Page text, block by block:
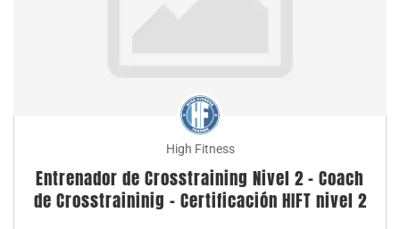
High Fitness
Entrenador de Crosstraining Nivel 2 – Coach
de Crosstraininig – Certificación HIFT nivel 2